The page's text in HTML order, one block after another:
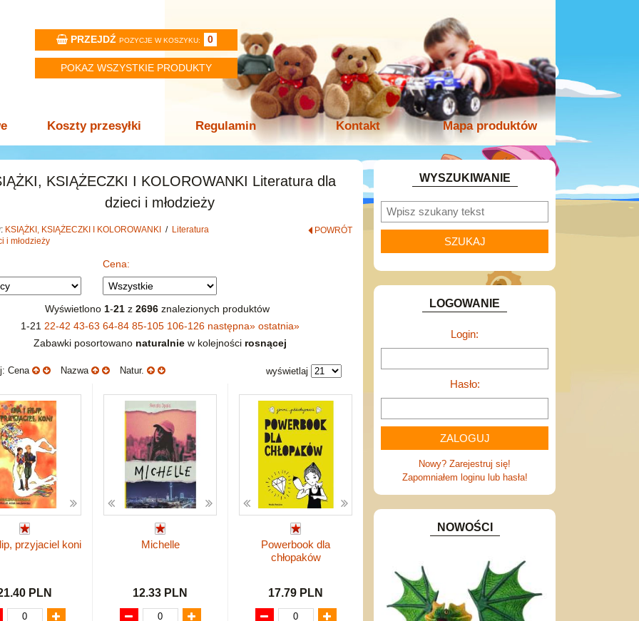
PRZEJDŹ POZYCJE W KOSZYKU: 0
POKAZ WSZYSTKIE PRODUKTY
Koszty przesyłki Regulamin Kontakt Mapa produktów
KSIĄŻECZKI I KOLOROWANKI Literatura dla
dzieci i młodzieży
KSIĄŻKI, KSIĄŻECZKI I KOLOROWANKI / Literatura
i młodzieży
POWRÓT
Cena:
Wyświetlono 1-21z 2696znalezionych produktów
1-21 22-42 43-63 64-84 85-105 106-126 następna» ostatnia»
Zabawki posortowano naturalniew kolejności rosnącej
Cena Nazwa Natur. wyświetlaj
przyjaciel koni
PLN
Michelle
12.33 PLN
Powerbook dla
chłopaków
17.79 PLN
WYSZUKIWANIE
LOGOWANIE
Login:
Hasło:
Nowy? Zarejestruj się!
Zapomniałem loginu lub hasła!
NOWOŚCI